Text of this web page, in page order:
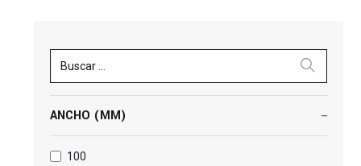
ANCHO (MM)
100